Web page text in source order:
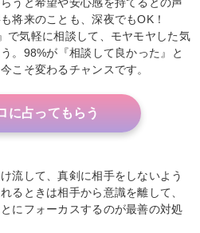
将来のことも、深夜でもOK！
で気軽に相談して、モヤモヤした気
。98%が『相談して良かった』と
こそ変わるチャンスです。
に占ってもらう
流して、真剣に相手をしないよう
るときは相手から意識を離して、
にフォーカスするのが最善の対処